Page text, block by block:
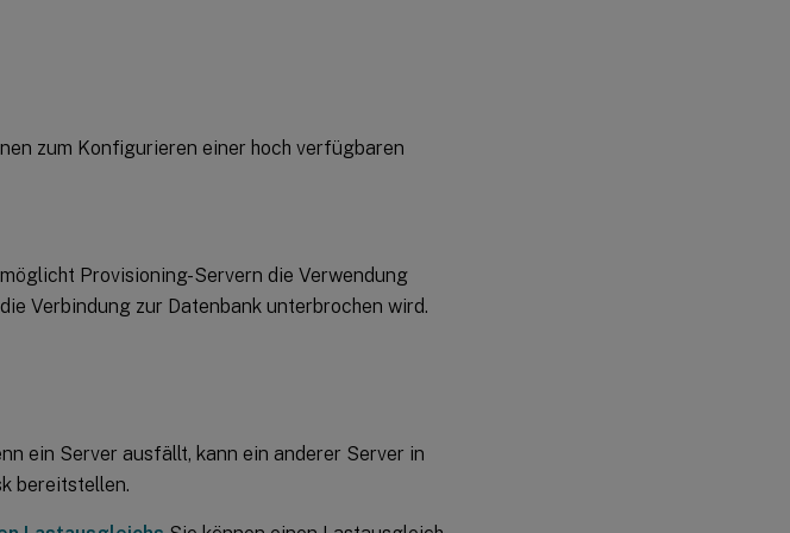
zum Konfigurieren einer hoch verfügbaren
Provisioning-Servern die Verwendung
Verbindung zur Datenbank unterbrochen wird.
ein Server ausfällt, kann ein anderer Server in
bereitstellen.